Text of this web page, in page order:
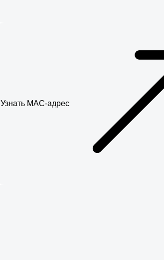
Узнать МАС-адрес